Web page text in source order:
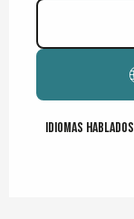
Idiomas hablados
Idiomas hablados